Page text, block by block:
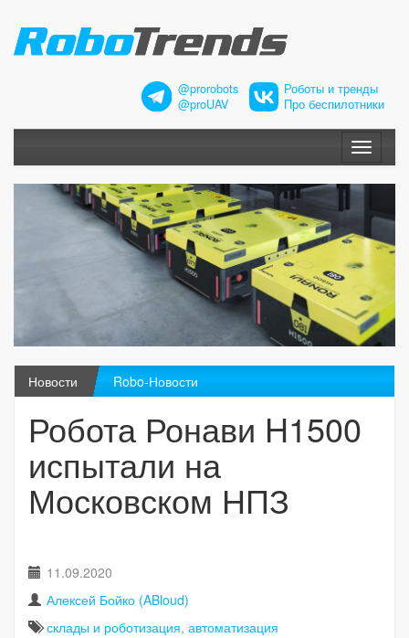
@prorobots
@proUAV
Роботы и тренды
Про беспилотники
Меню
Новости Robo-Новости
Робота Ронави H1500
испытали на
Московском НПЗ
11.09.2020
Алексей Бойко (ABloud)
склады и роботизация, автоматизация